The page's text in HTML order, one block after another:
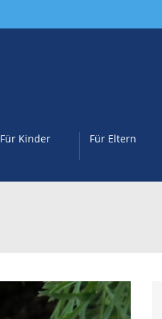
Für Kinder Für Eltern